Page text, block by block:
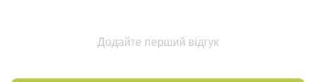
Додайте перший відгук